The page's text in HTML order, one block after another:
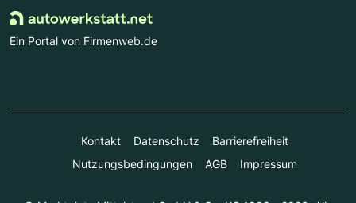
Ein Portal von Firmenweb.de
Kontakt Datenschutz
Barrierefreiheit
Nutzungsbedingungen
AGB Impressum